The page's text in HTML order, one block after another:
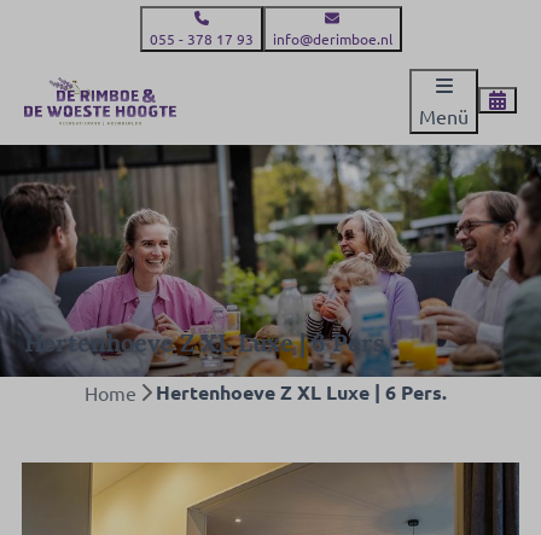
055 - 378 17 93 info@derimboe.nl
Menü
Hertenhoeve Z XL Luxe | 6 Pers.
Home Hertenhoeve Z XL Luxe | 6 Pers.